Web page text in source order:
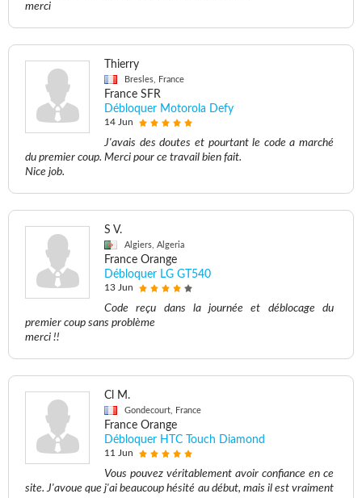
merci
Thierry
Bresles, France
France SFR
Débloquer Motorola Defy
14 Jun
J'avais des doutes et pourtant le code a marché
du premier coup. Merci pour ce travail bien fait.
Nice job.
S V.
Algiers, Algeria
France Orange
Débloquer LG GT540
13 Jun
Code reçu dans la journée et déblocage du
premier coup sans problème
merci !!
Cl M.
Gondecourt, France
France Orange
Débloquer HTC Touch Diamond
11 Jun
Vous pouvez véritablement avoir confiance en ce
site. J'avoue que j'ai beaucoup hésité au début, mais il est vraiment